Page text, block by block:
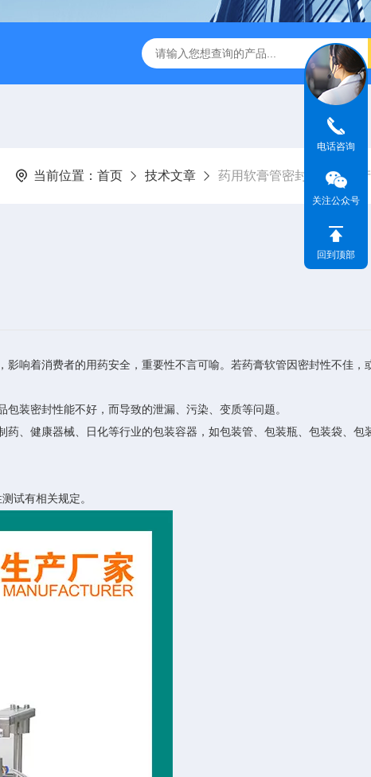
测仪 赛成仪器 密封测漏仪 密封检测设备 NJY-H5全自
当前位置： 首页 技术文章 药用软膏管密封性测试仪
响着消费者的用药安全，重要性不言可喻。若药膏软管因密封性不佳，
装密封性能不好，而导致的泄漏、污染、变质等问题。
、健康器械、日化等行业的包装容器，如包装管、包装瓶、包装袋、包
试有相关规定。
电话咨询
关注公众号
回到顶部